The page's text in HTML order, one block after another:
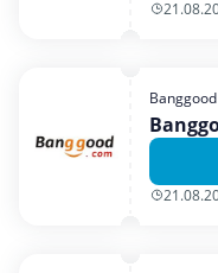
Banggood